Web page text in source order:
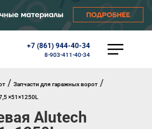
+7 (861) 944-40-34
8-903-411-40-34
/ Запчасти для гаражных ворот /
×51×1250L
Alutech